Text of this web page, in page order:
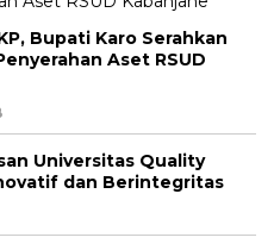
Bupati Karo Serahkan
Aset RSUD
Universitas Quality
dan Berintegritas